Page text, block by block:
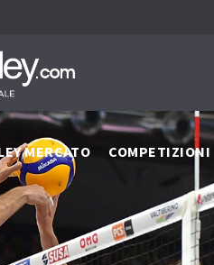
MERCATO COMPETIZIONI